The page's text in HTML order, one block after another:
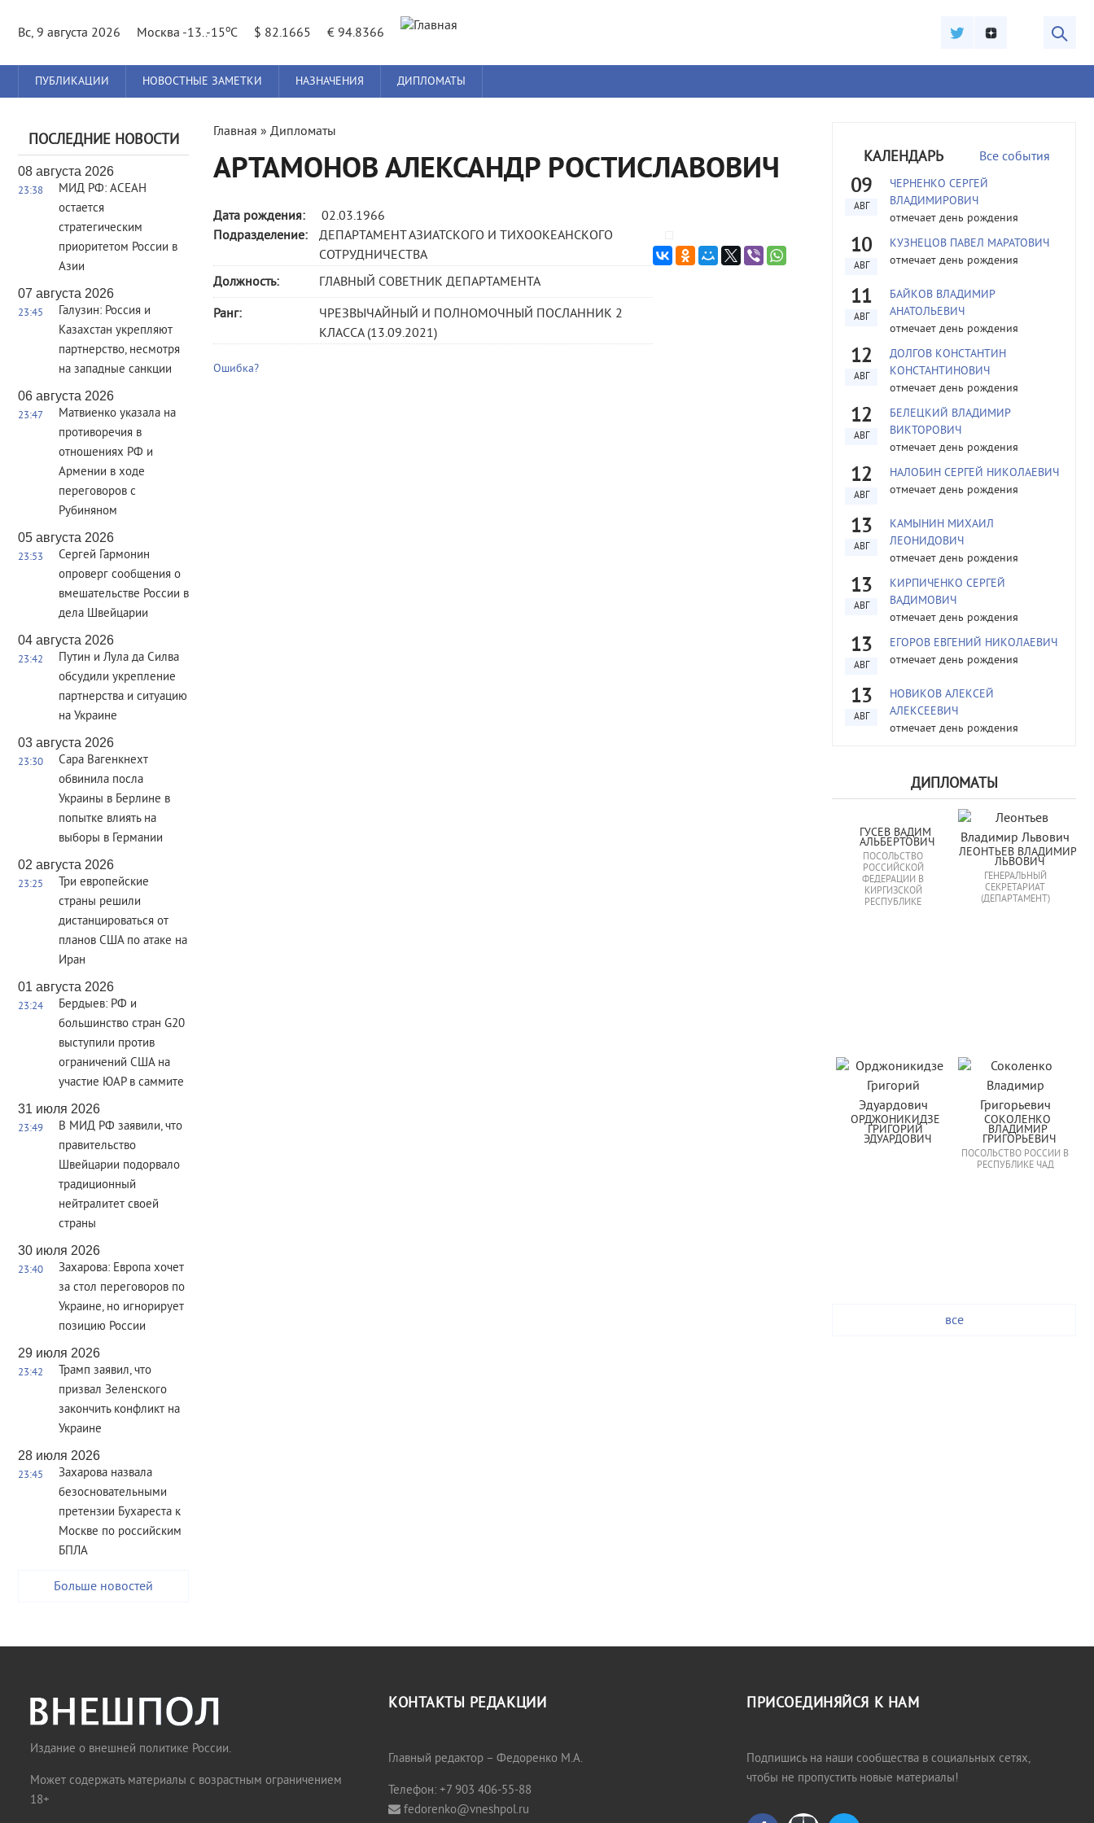
Вс, 9 августа 2026
Москва -13..-15oC $ 82.1665 € 94.8366
Главное
меню
ПУБЛИКАЦИИ НОВОСТНЫЕ ЗАМЕТКИ НАЗНАЧЕНИЯ ДИПЛОМАТЫ
ПОСЛЕДНИЕ НОВОСТИ
08 августа 2026
23:38
МИД РФ: АСЕАН
остается
стратегическим
приоритетом России в
Азии
07 августа 2026
23:45
Галузин: Россия и
Казахстан укрепляют
партнерство, несмотря
на западные санкции
06 августа 2026
23:47
Матвиенко указала на
противоречия в
отношениях РФ и
Армении в ходе
переговоров с
Рубиняном
05 августа 2026
23:53
Сергей Гармонин
опроверг сообщения о
вмешательстве России в
дела Швейцарии
04 августа 2026
23:42
Путин и Лула да Силва
обсудили укрепление
партнерства и ситуацию
на Украине
03 августа 2026
23:30
Сара Вагенкнехт
обвинила посла
Украины в Берлине в
попытке влиять на
выборы в Германии
02 августа 2026
23:25
Три европейские
страны решили
дистанцироваться от
планов США по атаке на
Иран
01 августа 2026
23:24
Бердыев: РФ и
большинство стран G20
выступили против
ограничений США на
участие ЮАР в саммите
31 июля 2026
23:49
В МИД РФ заявили, что
правительство
Швейцарии подорвало
традиционный
нейтралитет своей
страны
30 июля 2026
23:40
Захарова: Европа хочет
за стол переговоров по
Украине, но игнорирует
позицию России
29 июля 2026
23:42
Трамп заявил, что
призвал Зеленского
закончить конфликт на
Украине
28 июля 2026
23:45
Захарова назвала
безосновательными
претензии Бухареста к
Москве по российским
БПЛА
Больше новостей
Вы
здесь
Главная » Дипломаты
АРТАМОНОВ АЛЕКСАНДР РОСТИСЛАВОВИЧ
Дата рождения:
02.03.1966
Подразделение:
ДЕПАРТАМЕНТ АЗИАТСКОГО И ТИХООКЕАНСКОГО
СОТРУДНИЧЕСТВА
Должность:
ГЛАВНЫЙ СОВЕТНИК ДЕПАРТАМЕНТА
Ранг:
ЧРЕЗВЫЧАЙНЫЙ И ПОЛНОМОЧНЫЙ ПОСЛАННИК 2
КЛАССА (13.09.2021)
Ошибка?
КАЛЕНДАРЬ Все события
09
АВГ
ЧЕРНЕНКО СЕРГЕЙ
ВЛАДИМИРОВИЧ
отмечает день рождения
10
АВГ
КУЗНЕЦОВ ПАВЕЛ МАРАТОВИЧ
отмечает день рождения
11
АВГ
БАЙКОВ ВЛАДИМИР
АНАТОЛЬЕВИЧ
отмечает день рождения
12
АВГ
ДОЛГОВ КОНСТАНТИН
КОНСТАНТИНОВИЧ
отмечает день рождения
12
АВГ
БЕЛЕЦКИЙ ВЛАДИМИР
ВИКТОРОВИЧ
отмечает день рождения
12
АВГ
НАЛОБИН СЕРГЕЙ НИКОЛАЕВИЧ
отмечает день рождения
13
АВГ
КАМЫНИН МИХАИЛ
ЛЕОНИДОВИЧ
отмечает день рождения
13
АВГ
КИРПИЧЕНКО СЕРГЕЙ
ВАДИМОВИЧ
отмечает день рождения
13
АВГ
ЕГОРОВ ЕВГЕНИЙ НИКОЛАЕВИЧ
отмечает день рождения
13
АВГ
НОВИКОВ АЛЕКСЕЙ
АЛЕКСЕЕВИЧ
отмечает день рождения
ДИПЛОМАТЫ
ГУСЕВ ВАДИМ
АЛЬБЕРТОВИЧ
ПОСОЛЬСТВО
РОССИЙСКОЙ
ФЕДЕРАЦИИ В
КИРГИЗСКОЙ
РЕСПУБЛИКЕ
ЛЕОНТЬЕВ ВЛАДИМИР
ЛЬВОВИЧ
ГЕНЕРАЛЬНЫЙ
СЕКРЕТАРИАТ
(ДЕПАРТАМЕНТ)
ОРДЖОНИКИДЗЕ
ГРИГОРИЙ
ЭДУАРДОВИЧ
СОКОЛЕНКО
ВЛАДИМИР
ГРИГОРЬЕВИЧ
ПОСОЛЬСТВО РОССИИ В
РЕСПУБЛИКЕ ЧАД
все
Издание о внешней политике России.
Может содержать материалы с возрастным ограничением
18+
КОНТАКТЫ РЕДАКЦИИ
Главный редактор – Федоренко М.А.
Телефон: +7 903 406-55-88
fedorenko@vneshpol.ru
ПРИСОЕДИНЯЙСЯ К НАМ
Подпишись на наши сообщества в социальных сетях,
чтобы не пропустить новые материалы!